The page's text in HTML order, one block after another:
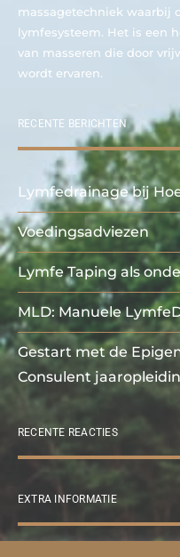
massagetechniek waarbij
lymfesysteem. Het is een
van masseren die door
wordt ervaren.
RECENTE BERICHTEN
Lymfedrainage bij
Voedingsadviezen
Lymfe Taping als
MLD: Manuele
Gestart met de
Consulent
RECENTE REACTIES
EXTRA INFORMATIE